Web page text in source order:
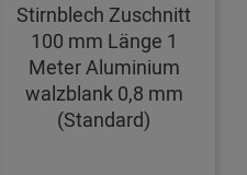
Stirnblech Zuschnitt
100 mm Länge 1
Meter Aluminium
walzblank 0,8 mm
(Standard)